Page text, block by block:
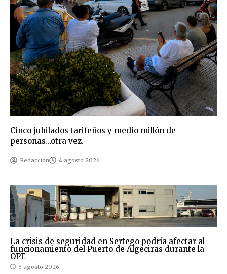
Cinco jubilados tarifeños y medio millón de
personas…otra vez.
Redacción 4 agosto 2026
La crisis de seguridad en Sertego podría afectar al
funcionamiento del Puerto de Algeciras durante la
OPE
5 agosto 2026